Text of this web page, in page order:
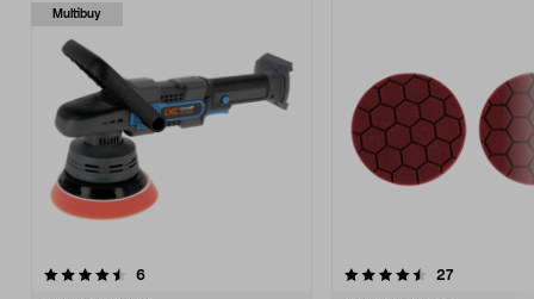
Multibuy
6recensioner
4.5 av 5 stjärnor 27recensioner
4.0 av 5 stjärnor